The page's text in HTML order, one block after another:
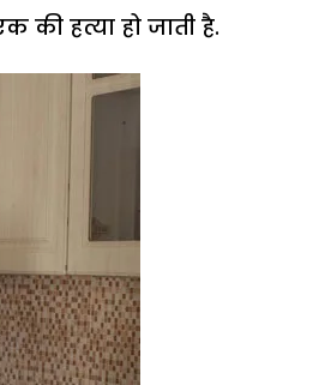
हत्या हो जाती है.